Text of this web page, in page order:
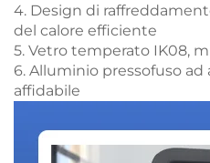
4. Design di
del calore efficiente
5. Vetro temperato IK08,
6. Alluminio pressofuso ad
affidabile